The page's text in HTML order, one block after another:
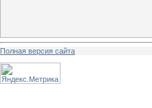
Полная версия сайта